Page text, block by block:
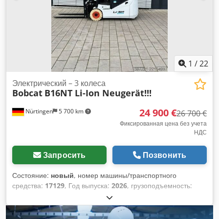
1 /22
Nürtingen 5 700 km
Электрический – 3 колеса
Bobcat B16NT Li-Ion Neugerät!!!
24 900 €26 700 €
Фиксированная цена без учета
НДС
Запросить Позвонить
Состояние: новый, номер машины/транспортного
средства: 17129, Год выпуска: 2026, грузоподъемность:
4 800 мм
подъема:1 484 мм, центр тяжести груза:500 мм, тип
топлива:электрический, тип мачты:триплекс ,